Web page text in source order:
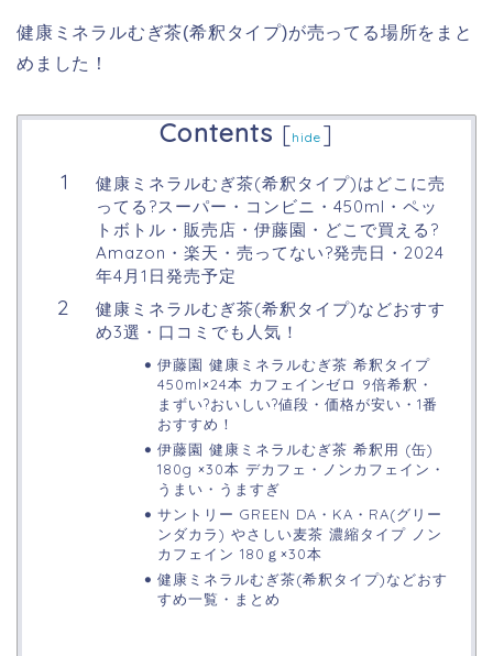
健康ミネラルむぎ茶(希釈タイプ)が売ってる場所をまと
めました！
Contents [hide ]
健康ミネラルむぎ茶(希釈タイプ)はどこに売
ってる?スーパー・コンビニ・450ml・ペッ
トボトル・販売店・伊藤園・どこで買える?
Amazon・楽天・売ってない?発売日・2024
年4月1日発売予定
健康ミネラルむぎ茶(希釈タイプ)などおすす
め3選・口コミでも人気！
伊藤園 健康ミネラルむぎ茶 希釈タイプ
450ml×24本 カフェインゼロ 9倍希釈・
まずい?おいしい?値段・価格が安い・1番
おすすめ！
伊藤園 健康ミネラルむぎ茶 希釈用 (缶)
180g ×30本 デカフェ・ノンカフェイン・
うまい・うますぎ
サントリー GREEN DA・KA・RA(グリー
ンダカラ) やさしい麦茶 濃縮タイプ ノン
カフェイン 180ｇ×30本
健康ミネラルむぎ茶(希釈タイプ)などおす
すめ一覧・まとめ